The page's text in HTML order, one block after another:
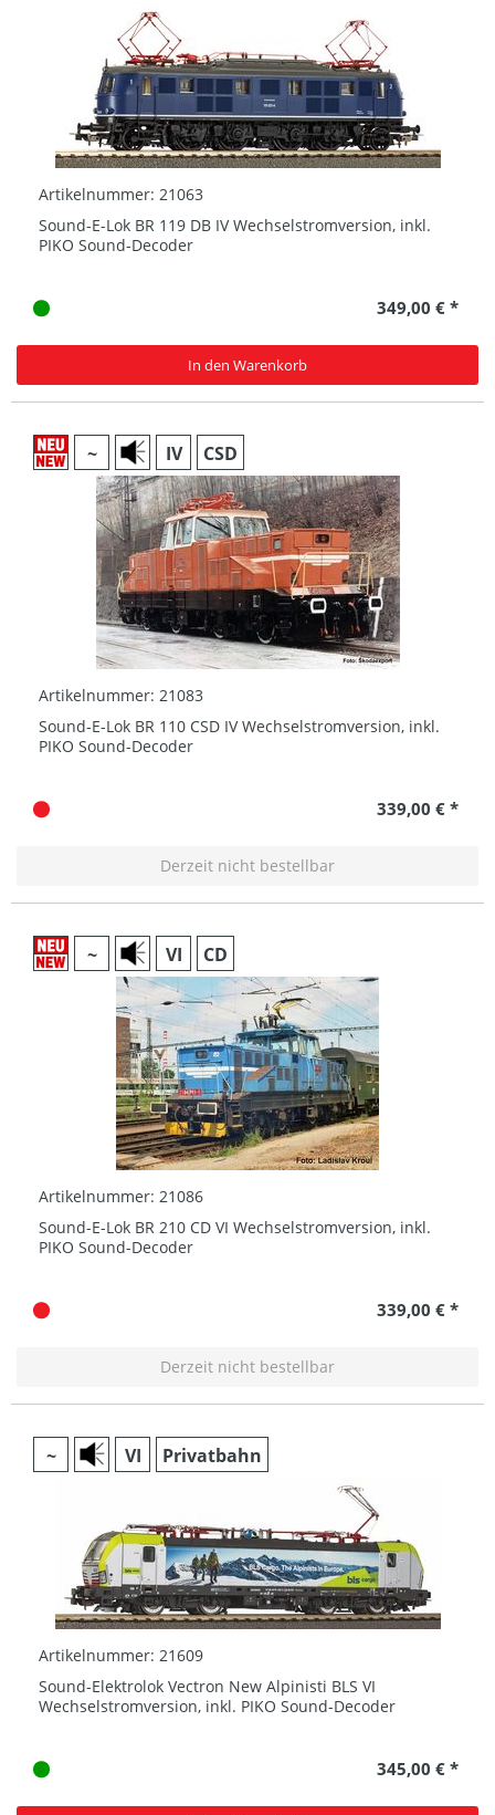
Artikelnummer: 21063
Sound-E-Lok BR 119 DB IV Wechselstromversion, inkl.
PIKO Sound-Decoder
349,00 € *
In den Warenkorb
~ IV CSD
Artikelnummer: 21083
Sound-E-Lok BR 110 CSD IV Wechselstromversion, inkl.
PIKO Sound-Decoder
339,00 € *
Derzeit nicht bestellbar
~ VI CD
Artikelnummer: 21086
Sound-E-Lok BR 210 CD VI Wechselstromversion, inkl.
PIKO Sound-Decoder
339,00 € *
Derzeit nicht bestellbar
~ VI Privatbahn
Artikelnummer: 21609
Sound-Elektrolok Vectron New Alpinisti BLS VI
Wechselstromversion, inkl. PIKO Sound-Decoder
345,00 € *